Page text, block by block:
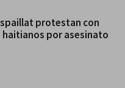
protestan con
por asesinato